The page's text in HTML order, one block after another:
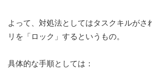
よって、対処法としてはタスクキルがさ
リを「ロック」するというもの。
具体的な手順としては：